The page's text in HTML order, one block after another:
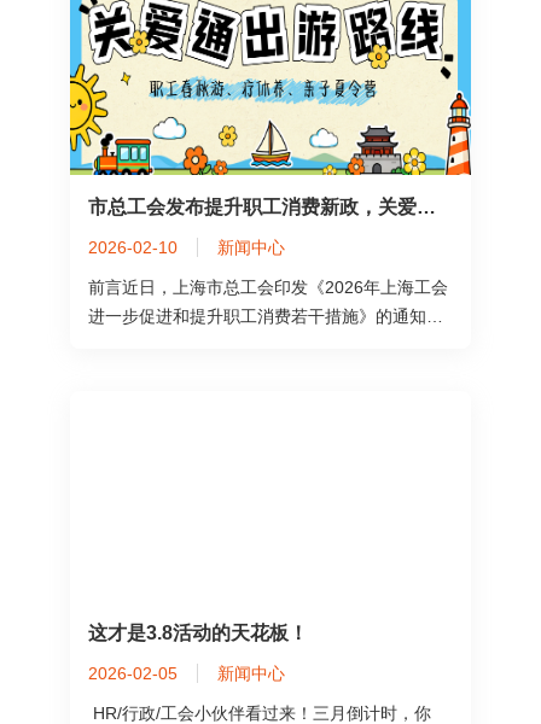
市总工会发布提升职工消费新政，关爱通推出春秋游、疗休养、亲子夏令营，让工会关怀更有温度
2026-02-10 新闻中心
前言近日，上海市总工会印发《2026年上海工会
进一步促进和提升职工消费若干措施》的通知。
这才是3.8活动的天花板！
2026-02-05 新闻中心
HR/行政/工会小伙伴看过来！三月倒计时，你